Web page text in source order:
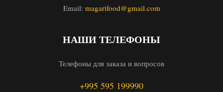
Email: magarifood@gmail.com
НАШИ ТЕЛЕФОНЫ
Телефоны для заказа и вопросов
+995 595 199990